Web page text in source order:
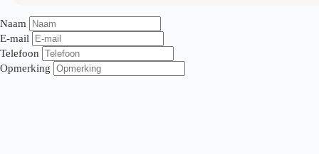
Naam
E-mail
Telefoon
Opmerking